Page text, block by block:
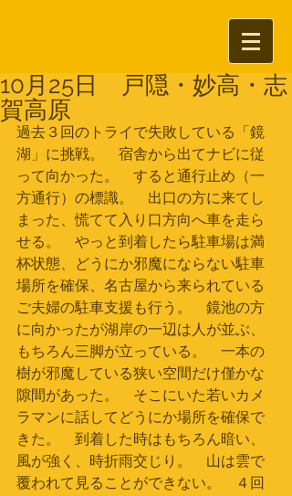
10月25日 戸隠・妙高・志
賀高原
過去３回のトライで失敗している「鏡
湖」に挑戦。　宿舎から出てナビに従
って向かった。　すると通行止め（一
方通行）の標識。　出口の方に来てし
まった、慌てて入り口方向へ車を走ら
せる。　やっと到着したら駐車場は満
杯状態、どうにか邪魔にならない駐車
場所を確保、名古屋から来られている
ご夫婦の駐車支援も行う。　鏡池の方
に向かったが湖岸の一辺は人が並ぶ、
もちろん三脚が立っている。　一本の
樹が邪魔している狭い空間だけ僅かな
隙間があった。　そこにいた若いカメ
ラマンに話してどうにか場所を確保で
きた。　到着した時はもちろん暗い、
風が強く、時折雨交じり。　山は雲で
覆われて見ることができない。　４回